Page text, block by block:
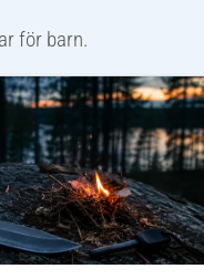
för barn.